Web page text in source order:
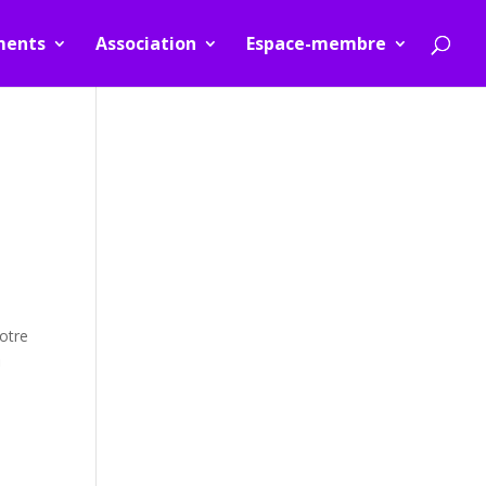
Association Espace-membre